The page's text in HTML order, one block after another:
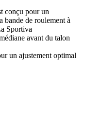
conçu pour un
bande de roulement à
Sportiva
avant du talon
un ajustement optimal